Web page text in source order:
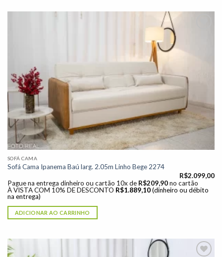
SOFÁ CAMA
Sofá Cama Ipanema Baú larg. 2.05m Linho Bege 2274
R$2.099,00
Pague na entrega dinheiro ou cartão 10x de R$209,90 no cartão
À VISTA COM 10% DE DESCONTO R$1.889,10 (dinheiro ou débito
na entrega)
ADICIONAR AO CARRINHO